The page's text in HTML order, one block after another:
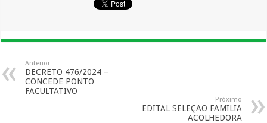
Anterior
DECRETO 476/2024 –
CONCEDE PONTO
FACULTATIVO
Próximo
EDITAL SELEÇAO FAMILIA
ACOLHEDORA